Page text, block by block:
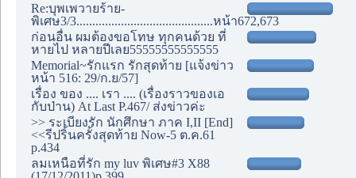
Re:บุพเพวายร้าย-
พิเศษ3/3...........................................หน้า672,673
ก่อนอื่น ผมต้องขอโทษ ทุกคนด้วย ที่
หายไป หลายปีเลย55555555555555
Memorial~รักแรก รักสุดท้าย [แจ้งข่าว
หน้า 516: 29/ก.ย/57]
เรื่อง ของ .... เรา .... (เรื่องราวของเอ
กับป่าน) At Last P.467/ ส่งข่าวค่ะ
>> ระเบียงรัก นักศึกษา ภาค I,II [End]
<<รีปริ้นครั้งสุดท้าย Now-5 ต.ค.61
p.434
ลมเหนือที่รัก my luv พิเศษ#3 X88